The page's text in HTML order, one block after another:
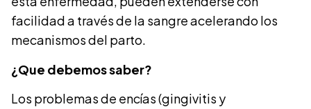
facilidad a través de la sangre acelerando los
mecanismos del parto.
¿Que debemos saber?
Los problemas de encías (gingivitis y